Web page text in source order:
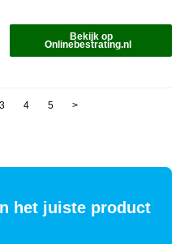
Bekijk op
Onlinebestrating.nl
3 4 5 >
het juiste product